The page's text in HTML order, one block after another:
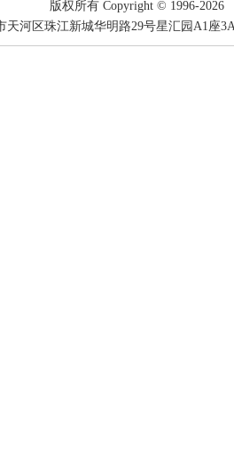
版权所有 Copyright © 1996-2026
天河区珠江新城华明路29号星汇园A1座